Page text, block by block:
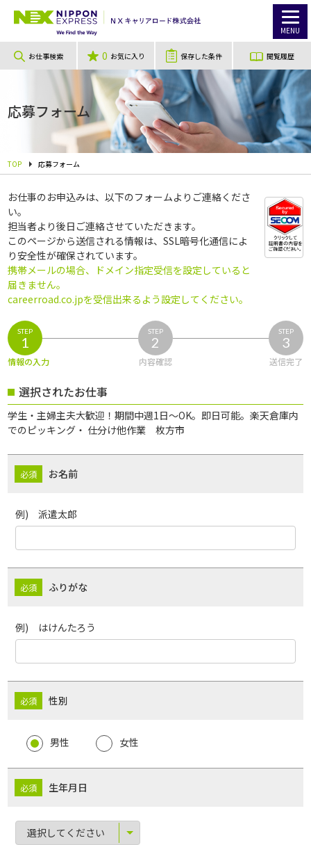
MENU
お仕事検索 0 お気に入り 保存した条件 閲覧履歴
応募フォーム
TOP 応募フォーム
お仕事のお申込みは、以下のフォームよりご連絡くださ
い。
担当者より後日ご連絡させていただきます。
このページから送信される情報は、SSL暗号化通信によ
り安全性が確保されています。
携帯メールの場合、ドメイン指定受信を設定していると
届きません。
careerroad.co.jpを受信出来るよう設定してください。
STEP
1
情報の入力
STEP
2
内容確認
STEP
3
送信完了
選択されたお仕事
学生・主婦主夫大歓迎！期間中週1日～OK。即日可能。楽天倉庫内
でのピッキング・ 仕分け他作業 枚方市
お名前
例) 派遣太郎
ふりがな
例) はけんたろう
性別
男性 女性
生年月日